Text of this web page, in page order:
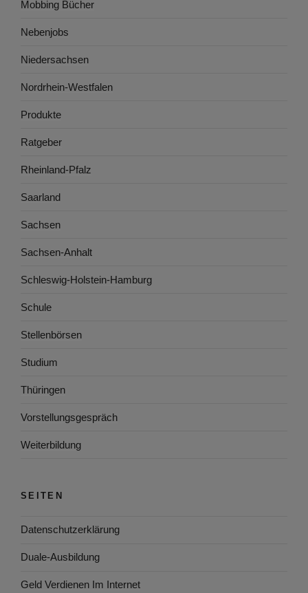
Mobbing Bücher
Nebenjobs
Niedersachsen
Nordrhein-Westfalen
Produkte
Ratgeber
Rheinland-Pfalz
Saarland
Sachsen
Sachsen-Anhalt
Schleswig-Holstein-Hamburg
Schule
Stellenbörsen
Studium
Thüringen
Vorstellungsgespräch
Weiterbildung
SEITEN
Datenschutzerklärung
Duale-Ausbildung
Geld Verdienen Im Internet